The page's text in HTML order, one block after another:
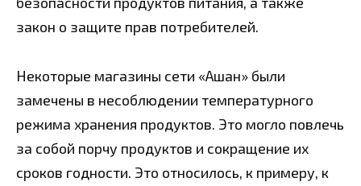
закон о защите прав потребителей.
Некоторые магазины сети «Ашан» были
замечены в несоблюдении температурного
режима хранения продуктов. Это могло повлечь
за собой порчу продуктов и сокращение их
сроков годности. Это относилось, к примеру, к